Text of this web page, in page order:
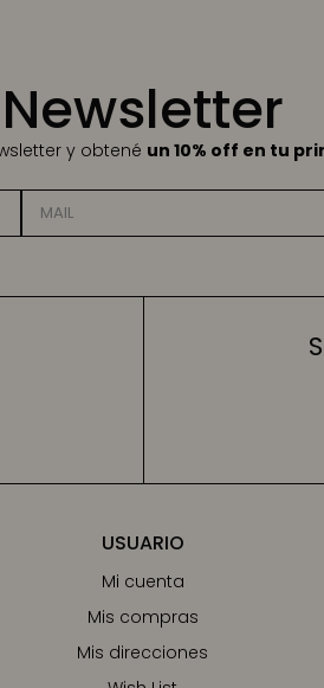
USUARIO
Mi cuenta
Mis compras
Mis direcciones
Newsletter
y obtené un 10% off en tu